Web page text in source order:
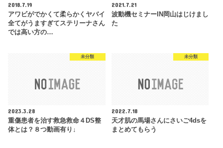
2018.7.19
アワビがでかくて柔らかくヤバイ
全てがうますぎてステリーナさん
では高い方の…
2021.7.21
波動機セミナーIN岡山はじけまし
た
未分類
2023.3.28
重傷患者を治す救急救命４DS整
体とは？８つ動画有り↓
未分類
2022.7.18
天才肌の馬場さんにさいご4dsを
まとめてもらう